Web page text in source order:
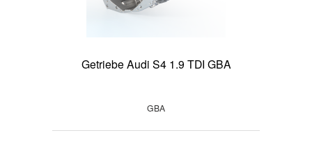
Getriebe Audi S4 1.9 TDI GBA
GBA